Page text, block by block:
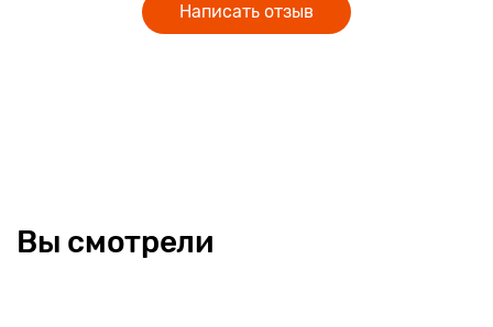
Написать отзыв
Вы смотрели